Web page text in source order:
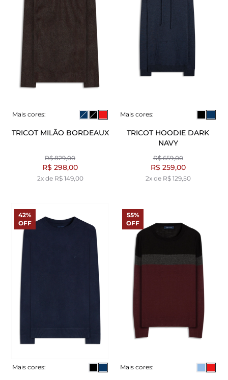
Mais cores:
TRICOT MILÃO BORDEAUX
R$ 829,00
R$ 298,00
2x de R$ 149,00
Mais cores:
TRICOT HOODIE DARK
NAVY
R$ 659,00
R$ 259,00
2x de R$ 129,50
Mais cores:
42%
OFF
Mais cores:
55%
OFF